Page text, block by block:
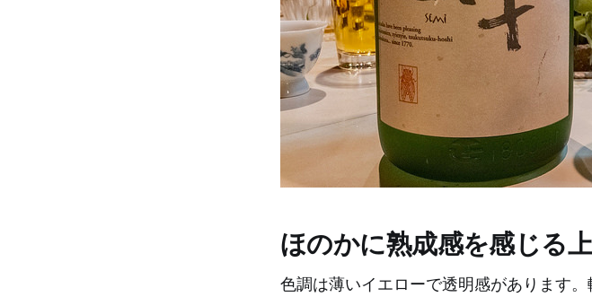
ほのかに熟成感を感じる
色調は薄いイエローで透明感があります